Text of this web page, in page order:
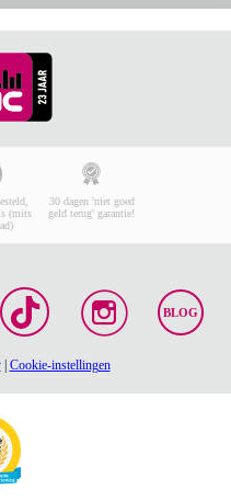
(mits
30 dagen 'niet goed
geld terug' garantie!
BLOG
| Cookie-instellingen